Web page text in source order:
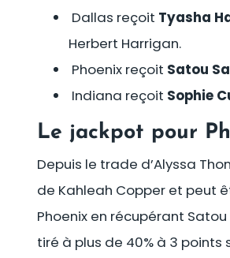
Dallas reçoit Tyasha
Herbert Harrigan.
Phoenix reçoit Satou
Indiana reçoit Sophie
Le jackpot pour
Depuis le trade d’Alyssa
de Kahleah Copper et peut
Phoenix en récupérant
tiré à plus de 40% à 3